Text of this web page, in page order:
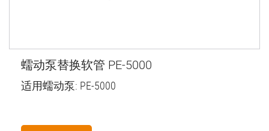
蠕动泵替换软管 PE-5000
适用蠕动泵: PE-5000